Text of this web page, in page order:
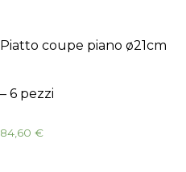
Piatto coupe piano ø21cm
– 6 pezzi
84,60 €